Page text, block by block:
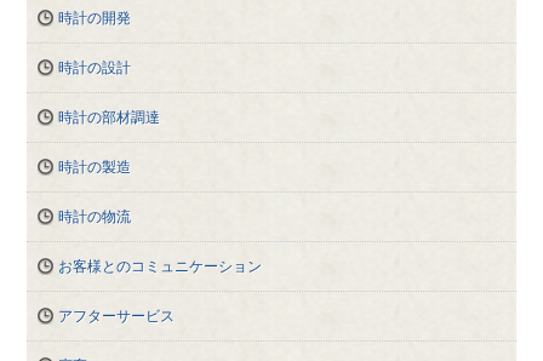
時計の開発
時計の設計
時計の部材調達
時計の製造
時計の物流
お客様とのコミュニケーション
アフターサービス